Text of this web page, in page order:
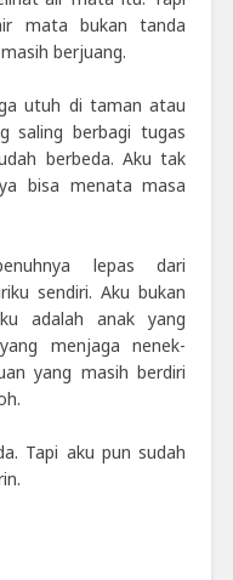
mata bukan tanda
berjuang.
utuh di taman atau
saling berbagi tugas
berbeda. Aku tak
bisa menata masa
lepas dari
sendiri. Aku bukan
adalah anak yang
menjaga nenek-
yang masih berdiri
Tapi aku pun sudah